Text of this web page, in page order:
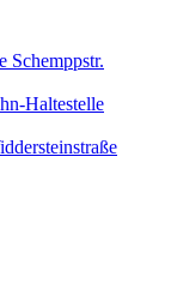
Schemppstr.
Haltestelle